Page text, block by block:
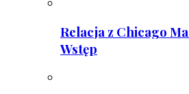
Relacja z Chicago
Wstęp